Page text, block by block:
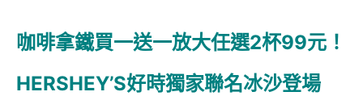
咖啡拿鐵買一送一放大任選2杯99元！
HERSHEY’S好時獨家聯名冰沙登場